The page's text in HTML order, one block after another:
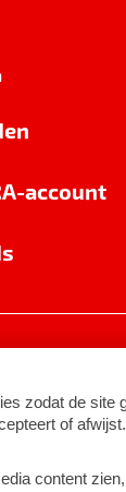
account
BNNVARA